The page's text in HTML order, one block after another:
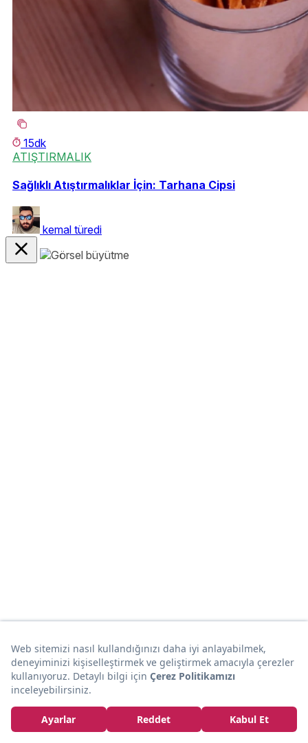
15dk
ATIŞTIRMALIK
Sağlıklı Atıştırmalıklar İçin: Tarhana Cipsi
kemal türedi